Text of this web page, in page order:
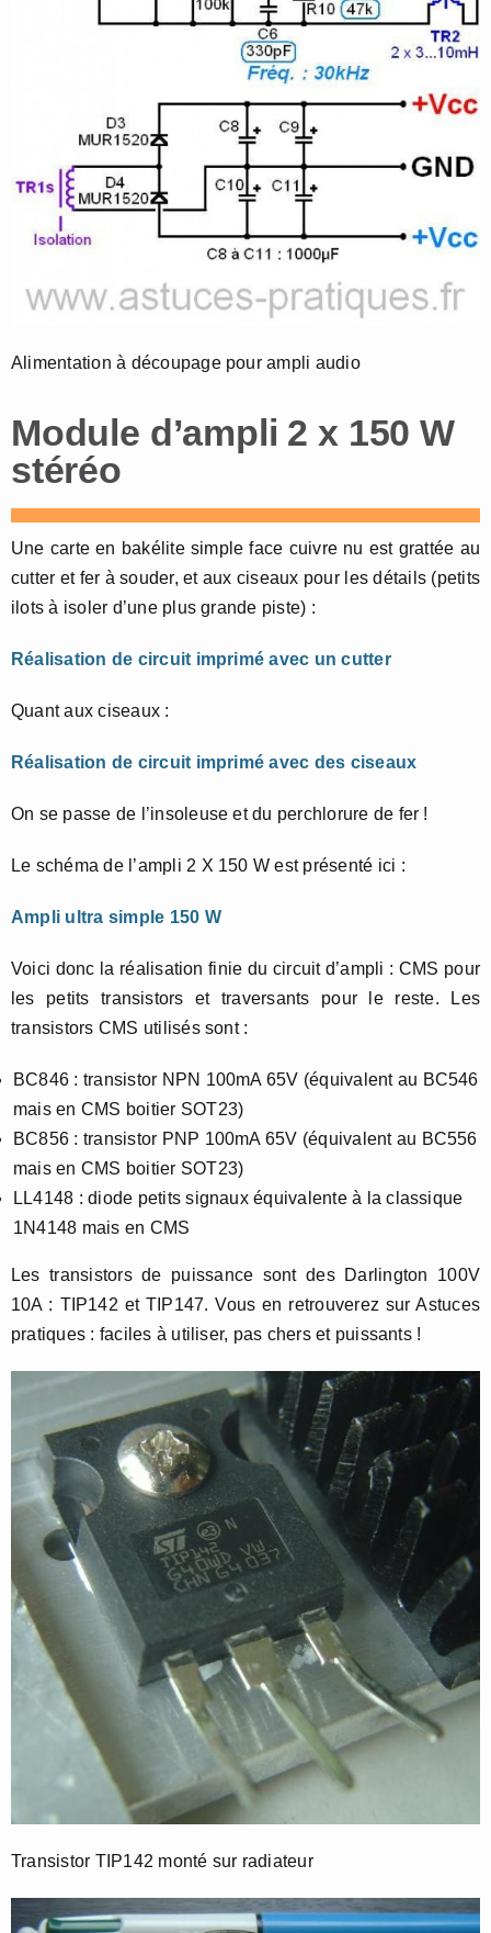
Alimentation à découpage pour ampli audio
Module d’ampli 2 x 150 W
stéréo
Une carte en bakélite simple face cuivre nu est grattée au
cutter et fer à souder, et aux ciseaux pour les détails (petits
ilots à isoler d’une plus grande piste) :
Réalisation de circuit imprimé avec un cutter
Quant aux ciseaux :
Réalisation de circuit imprimé avec des ciseaux
On se passe de l’insoleuse et du perchlorure de fer !
Le schéma de l’ampli 2 X 150 W est présenté ici :
Ampli ultra simple 150 W
Voici donc la réalisation finie du circuit d’ampli : CMS pour
les petits transistors et traversants pour le reste. Les
transistors CMS utilisés sont :
BC846 : transistor NPN 100mA 65V (équivalent au BC546
mais en CMS boitier SOT23)
BC856 : transistor PNP 100mA 65V (équivalent au BC556
mais en CMS boitier SOT23)
LL4148 : diode petits signaux équivalente à la classique
1N4148 mais en CMS
Les transistors de puissance sont des Darlington 100V
10A : TIP142 et TIP147. Vous en retrouverez sur Astuces
pratiques : faciles à utiliser, pas chers et puissants !
Transistor TIP142 monté sur radiateur